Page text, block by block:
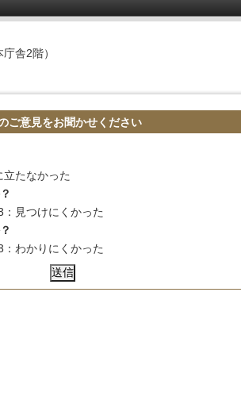
舎2階）
ご意見をお聞かせください
立たなかった
：見つけにくかった
：わかりにくかった